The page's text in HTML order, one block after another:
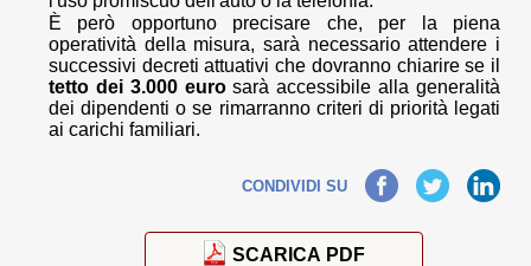
È però opportuno precisare che, per la piena
operatività della misura, sarà necessario attendere i
successivi decreti attuativi che dovranno chiarire se il
tetto dei 3.000 eurosarà accessibile alla generalità
dei dipendenti o se rimarranno criteri di priorità legati
ai carichi familiari.
CONDIVIDI SUFacebook TwitterLinkedIn
SCARICA PDF